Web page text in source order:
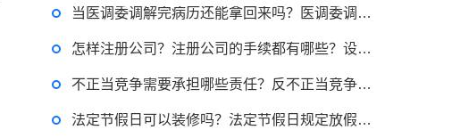
当医调委调解完病历还能拿回来吗？医调委调解医患纠纷的程序是什么？
怎样注册公司？注册公司的手续都有哪些？设立有限责任公司应当具备什么条件？
不正当竞争需要承担哪些责任？反不正当竞争行为有哪些表现？
法定节假日可以装修吗？法定节假日规定放假天数是多少天？
被合同诈骗了在哪里报案？合同诈骗罪的常见情形有哪些？